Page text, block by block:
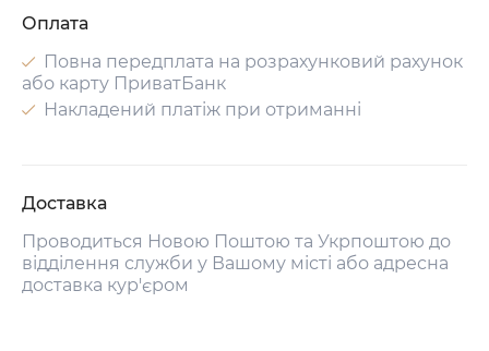
Оплата
Повна передплата на розрахунковий рахунок
або карту ПриватБанк
Накладений платіж при отриманні
Доставка
Проводиться Новою Поштою та Укрпоштою до
відділення служби у Вашому місті або адресна
доставка кур'єром